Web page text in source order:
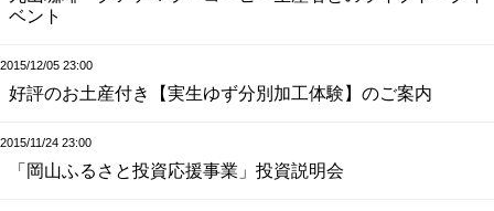
ベント
2015/12/05 23:00
好評のお土産付き【実生ゆず分別加工体験】のご案内
2015/11/24 23:00
「岡山ふるさと投資応援事業」投資説明会